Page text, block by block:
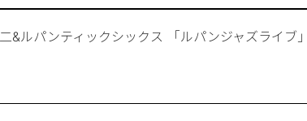
&ルパンティックシックス 「ルパンジャズライブ」